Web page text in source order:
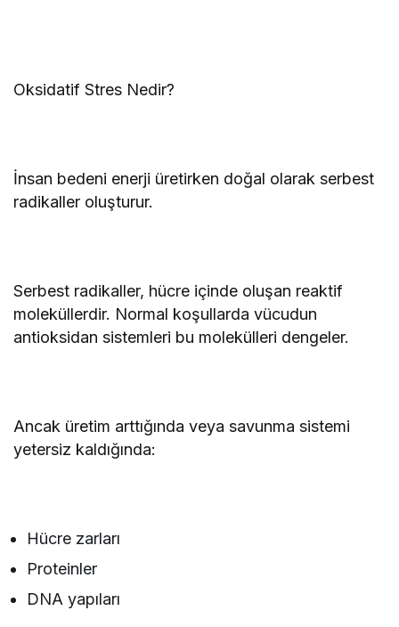
Oksidatif Stres Nedir?
İnsan bedeni enerji üretirken doğal olarak serbest
radikaller oluşturur.
Serbest radikaller, hücre içinde oluşan reaktif
moleküllerdir. Normal koşullarda vücudun
antioksidan sistemleri bu molekülleri dengeler.
Ancak üretim arttığında veya savunma sistemi
yetersiz kaldığında:
Hücre zarları
Proteinler
DNA yapıları